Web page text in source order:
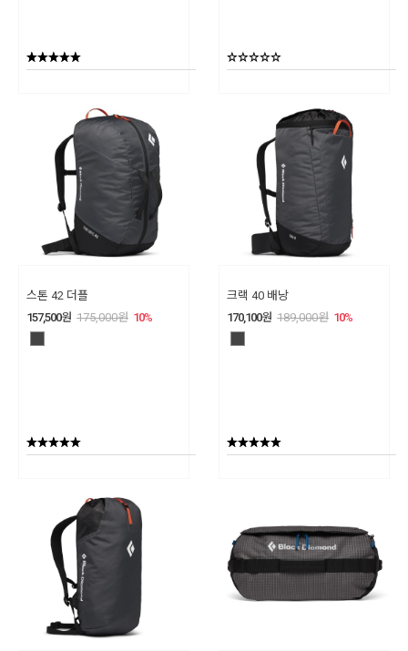
스톤 42 더플
157,500원 175,000원 10%
크랙 40 배낭
170,100원 189,000원 10%